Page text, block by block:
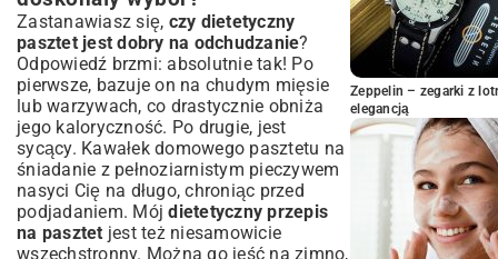
Pasztet rybny: Lekkość i bogactwo smaku
Pasztety z roślin strączkowych: Pełne
białka i błonnika
Z czym podawać dietetyczny pasztet?
Pomysły na serwowanie
Zdrowe pieczywo i dodatki
Świeże sałatki i sosy
Przechowywanie i wykorzystanie: Jak
cieszyć się pasztetem dłużej?
Zasady bezpiecznego przechowywania
Zastanawiasz się, czy dietetyczny
pasztet jest dobry na odchudzanie?
Odpowiedź brzmi: absolutnie tak! Po
pierwsze, bazuje on na chudym mięsie
lub warzywach, co drastycznie obniża
jego kaloryczność. Po drugie, jest
sycący. Kawałek domowego pasztetu na
śniadanie z pełnoziarnistym pieczywem
nasyci Cię na długo, chroniąc przed
podjadaniem. Mójdietetyczny przepis
na pasztet jest też niesamowicie
wszechstronny. Można go jeść na zimno,
Zeppelin – zegarki z
elegancją